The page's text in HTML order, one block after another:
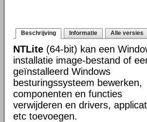
Beschrijving Informatie Alle versies
NTLite (64-bit) kan een
installatie image-bestand of
geïnstalleerd Windows
besturingssysteem bewerken,
componenten en functies
verwijderen en drivers,
etc toevoegen.